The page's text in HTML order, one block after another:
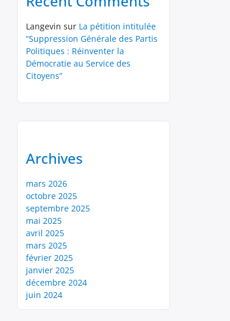
Langevin sur La pétition intitulée
“Suppression Générale des Partis
Politiques : Réinventer la
Démocratie au Service des
Citoyens”
Archives
mars 2026
octobre 2025
septembre 2025
mai 2025
avril 2025
mars 2025
février 2025
janvier 2025
décembre 2024
juin 2024